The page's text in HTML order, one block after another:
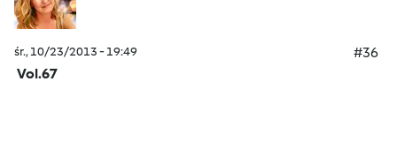
śr., 10/23/2013 - 19:49
#36
Vol.67